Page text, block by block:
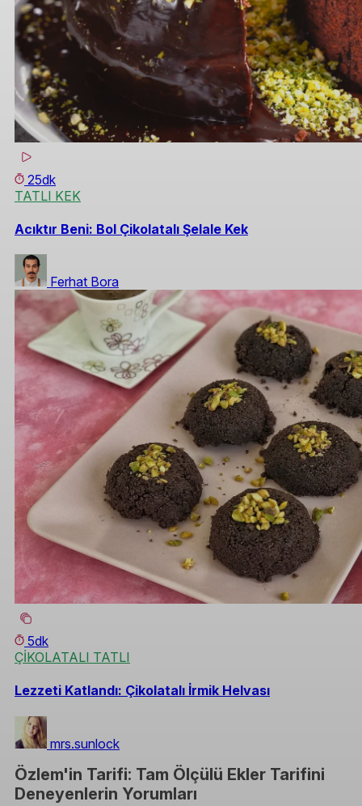
25dk
TATLI KEK
Acıktır Beni: Bol Çikolatalı Şelale Kek
Ferhat Bora
5dk
ÇİKOLATALI TATLI
Lezzeti Katlandı: Çikolatalı İrmik Helvası
mrs.sunlock
Özlem'in Tarifi: Tam Ölçülü Ekler Tarifini
Deneyenlerin Yorumları